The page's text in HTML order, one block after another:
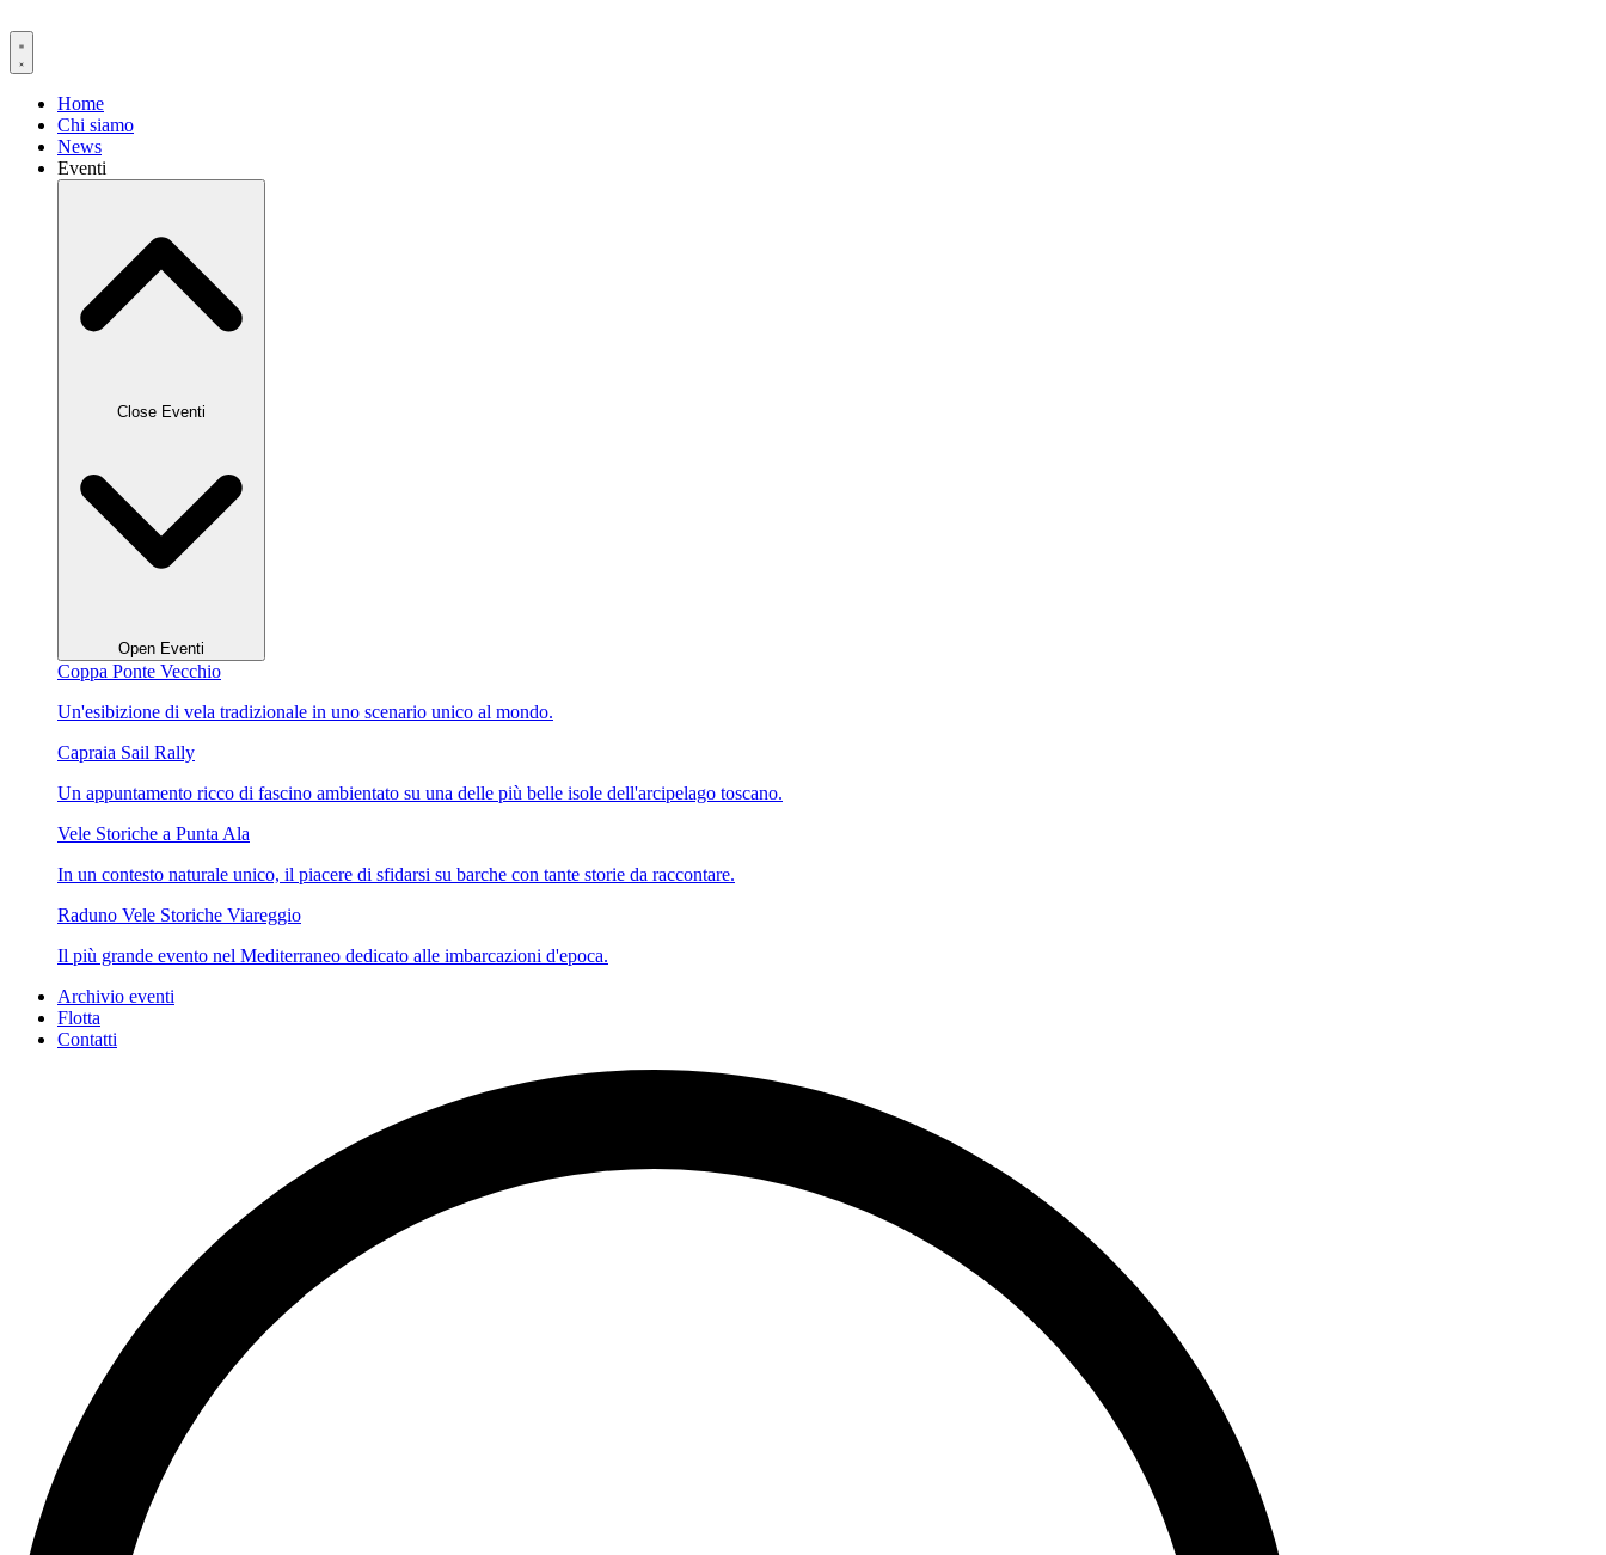
al
contenuto
Home
Chi siamo
News
Eventi
Close Eventi
Open Eventi
Coppa Ponte Vecchio
Un'esibizione di vela tradizionale in uno scenario unico al mondo.
Capraia Sail Rally
Un appuntamento ricco di fascino ambientato su una delle più belle isole dell'arcipelago toscano.
Vele Storiche a Punta Ala
In un contesto naturale unico, il piacere di sfidarsi su barche con tante storie da raccontare.
Raduno Vele Storiche Viareggio
Il più grande evento nel Mediterraneo dedicato alle imbarcazioni d'epoca.
Archivio eventi
Flotta
Contatti